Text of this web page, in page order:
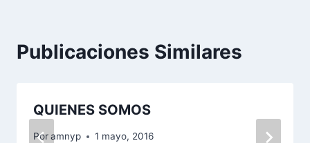
Publicaciones Similares
QUIENES SOMOS
Poramnyp 1 mayo, 2016